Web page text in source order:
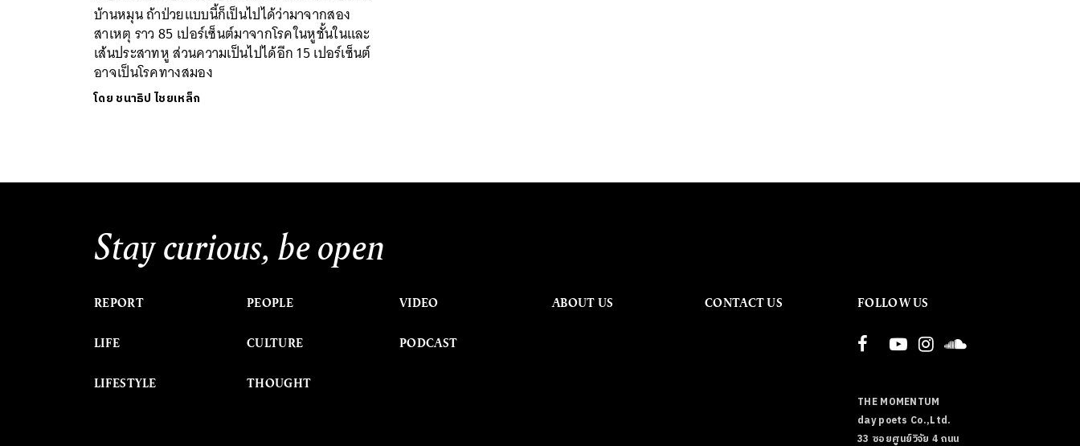
บ้านหมุน ถ้าป่วยแบบนี้ก็เป็นไปได้ว่ามาจากสอง
สาเหตุ ราว 85 เปอร์เซ็นต์มาจากโรคในหูชั้นในและ
เส้นประสาทหู ส่วนความเป็นไปได้อีก 15 เปอร์เซ็นต์
อาจเป็นโรคทางสมอง
โดย ชนาธิป ไชยเหล็ก
Stay curious, be open
REPORT
LIFE
LIFESTYLE
PEOPLE
CULTURE
THOUGHT
VIDEO
PODCAST
ABOUT US CONTACT US FOLLOW US
THE MOMENTUM
day poets Co.,Ltd.
33 ซอยศูนย์วิจัย 4 ถนน